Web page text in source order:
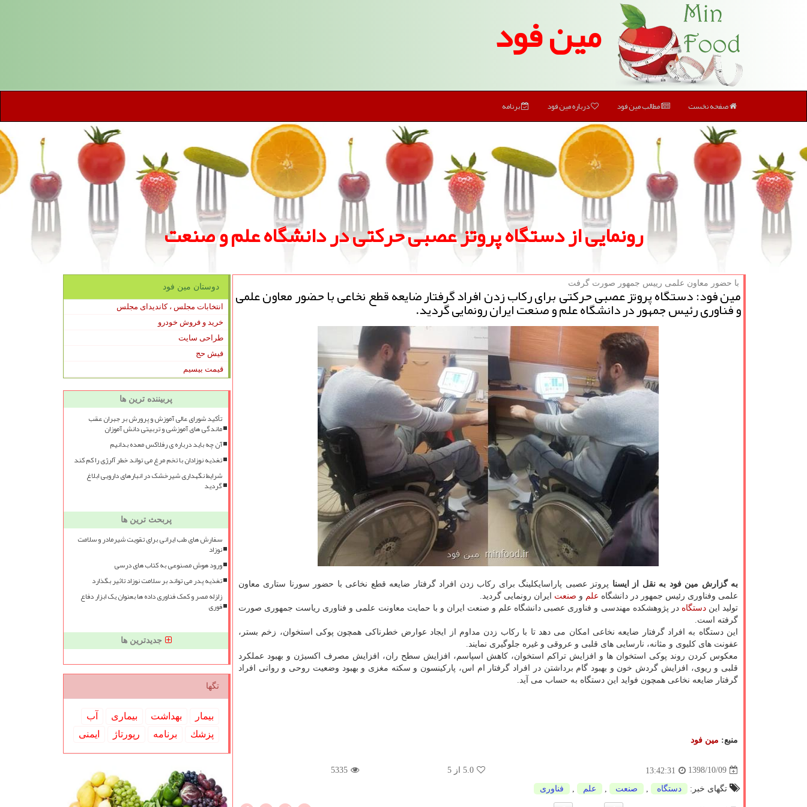
مین فود
صفحه نخست مطالب مین فود درباره مین فود برنامه
رونمایی از دستگاه پروتز عصبی حركتی در دانشگاه علم و صنعت
با حضور معاون علمی رییس جمهور صورت گرفت
مین فود: دستگاه پروتز عصبی حركتی برای ركاب زدن افراد گرفتار ضایعه قطع نخاعی با حضور معاون علمی
و فناوری رئیس جمهور در دانشگاه علم و صنعت ایران رونمایی گردید.
به گزارش مین فود به نقل از ایسنا پروتز عصبی پاراسایكلینگ برای ركاب زدن افراد گرفتار ضایعه قطع نخاعی با حضور سورنا ستاری معاون
علمی وفناوری رئیس جمهور در دانشگاه علم و صنعت ایران رونمایی گردید.
تولید ایندستگاه در پژوهشكده مهندسی و فناوری عصبی دانشگاه علم و صنعت ایران و با حمایت معاونت علمی و فناوری ریاست جمهوری صورت
گرفته است.
این دستگاه به افراد گرفتار ضایعه نخاعی امكان می دهد تا با ركاب زدن مداوم از ایجاد عوارض خطرناكی همچون پوكی استخوان، زخم بستر،
عفونت های كلیوی و مثانه، نارسایی های قلبی و عروقی و غیره جلوگیری نمایند.
معكوس كردن روند پوكی استخوان ها و افزایش تراكم استخوان، كاهش اسپاسم، افزایش سطح ران، افزایش مصرف اكسیژن و بهبود عملكرد
قلبی و ریوی، افزایش گردش خون و بهبود گام برداشتن در افراد گرفتار ام اس، پاركینسون و سكته مغزی و بهبود وضعیت روحی و روانی افراد
گرفتار ضایعه نخاعی همچون فواید این دستگاه به حساب می آید.
منبع: مین فود
1398/10/09
13:42:31
5.0 از 5 5335
تگهای خبر: دستگاه صنعت علم فناوری
دوستان مین فود
انتخابات مجلس ، کاندیدای مجلس
خرید و فروش خودرو
طراحی سایت
فیش حج
قیمت بیسیم
پربیننده ترین ها
تأکید شورای عالی آموزش و پرورش بر جبران عقب
ماندگی های آموزشی و تربیتی دانش آموزان
آن چه باید درباره ی رفلاکس معده بدانیم
تغذیه نوزادان با تخم مرغ می تواند خطر آلرژی را کم کند
شرایط نگهداری شیرخشک در انبارهای دارویی ابلاغ
گردید
پربحث ترین ها
سفارش های طب ایرانی برای تقویت شیرمادر و سلامت
نوزاد
ورود هوش مصنوعی به کتاب های درسی
تغذیه پدر می تواند بر سلامت نوزاد تاثیر بگذارد
زلزله مصر و کمک فناوری داده ها بعنوان یک ابزار دفاع
فوری
جدیدترین ها
تگها
بیمار بهداشت بیماری
آب
پزشك
برنامه رپورتاژ ایمنی